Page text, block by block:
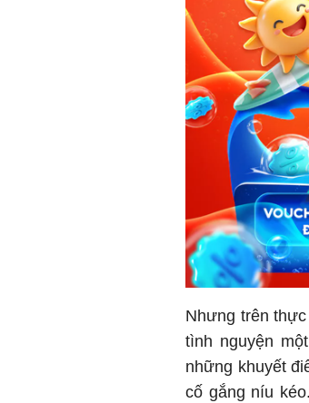
Nhưng trên
tình nguyện
những khuyết
cố gắng níu